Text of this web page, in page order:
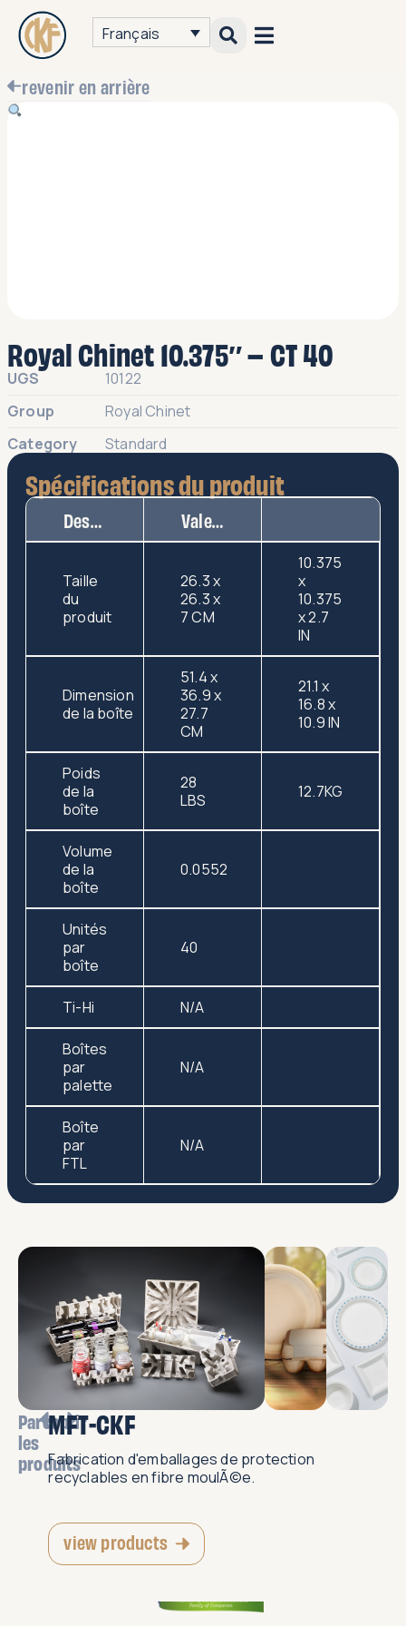
Français
revenir en arrière
Royal Chinet 10.375″ – CT 40
UGS
10122
Group
Royal Chinet
Category
Standard
Spécifications du produit
Description Valeur
Taille
du
produit
26.3 x
26.3 x
7 CM
10.375
x
10.375
x 2.7
IN
Dimension
de la boîte
51.4 x
36.9 x
27.7
CM
21.1 x
16.8 x
10.9 IN
Poids
de la
boîte
28
LBS
12.7KG
Volume
de la
boîte
0.0552
Unités
par
boîte
40
Ti-Hi N/A
Boîtes
par
palette
N/A
Boîte
par
FTL
N/A
Parcourir
les
produits
MFT-CKF
Fabrication d'emballages de protection
recyclables en fibre moulÃ©e.
view products